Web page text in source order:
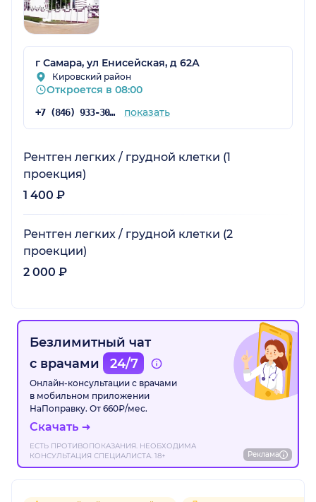
г Самара, ул Енисейская, д 62А
Кировский район
Откроется в 08:00
+7 (846) 933-30-30 показать
Рентген легких / грудной клетки (1
проекция)
1 400 ₽
Рентген легких / грудной клетки (2
проекции)
2 000 ₽
Безлимитный чат
с врачами
24/7
Онлайн-консультации с врачами
в мобильном приложении
НаПоправку. От 660₽/мес.
Скачать
ЕСТЬ ПРОТИВОПОКАЗАНИЯ. НЕОБХОДИМА
КОНСУЛЬТАЦИЯ СПЕЦИАЛИСТА. 18+
Реклама